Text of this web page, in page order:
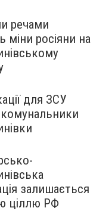
речами
міни росіяни на
для ЗСУ
залишається
ціллю РФ